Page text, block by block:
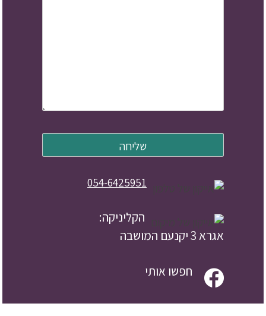
054-6425951
הקליניקה:
אגרא 3 יקנעם המושבה
חפשו אותי